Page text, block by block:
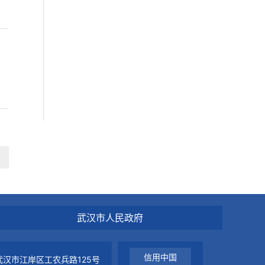
武汉市人民政府
市江岸区工农兵路125号 信用中国